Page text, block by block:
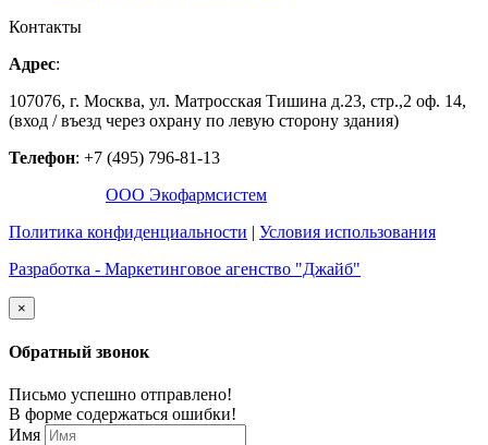
Контакты
Адрес:
107076, г. Москва, ул. Матросская Тишина д.23, стр.,2 оф. 14,
(вход / въезд через охрану по левую сторону здания)
Телефон: +7 (495) 796-81-13
ООО Экофармсистем
Политика конфиденциальности | Условия использования
Разработка - Маркетинговое агенство "Джайб"
×
Обратный звонок
Письмо успешно отправлено!
В форме содержаться ошибки!
Имя